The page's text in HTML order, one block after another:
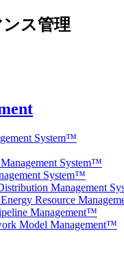
ス管理
System™
System™
System™
Management
Resource
Management™
Model Management™